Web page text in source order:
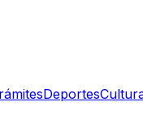
Deportes